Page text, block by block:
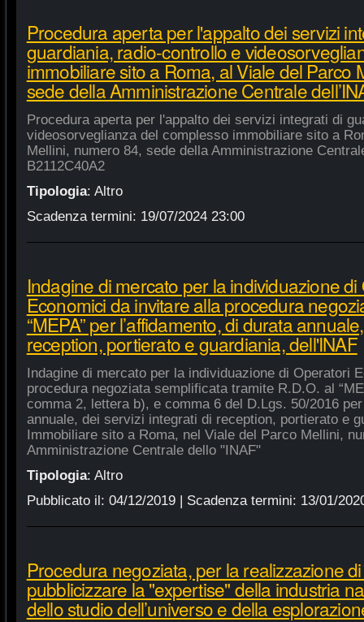
Procedura aperta per l'appalto dei servizi
guardiania, radio-controllo e
immobiliare sito a Roma, al Viale del Parco
sede della Amministrazione Centrale
Procedura aperta per l'appalto dei servizi integrati di
videosorveglianza del complesso immobiliare sito a
Mellini, numero 84, sede della Amministrazione
B2112C40A2
Tipologia: Altro
Scadenza termini: 19/07/2024 23:00
Indagine di mercato per la individuazione
Economici da invitare alla procedura
“MEPA” per l’affidamento, di durata
reception, portierato e guardiania, dell'INAF
Indagine di mercato per la individuazione di Operatori
procedura negoziata semplificata tramite R.D.O. al
comma 2, lettera b), e comma 6 del D.Lgs. 50/2016
annuale, dei servizi integrati di reception, portierato e
Immobiliare sito a Roma, nel Viale del Parco Mellini,
Amministrazione Centrale dello "INAF"
Tipologia: Altro
Pubblicato il: 04/12/2019| Scadenza termini: 13/01/
Procedura negoziata, per la realizzazione
pubblicizzare la "expertise" della industria
dello studio dell’universo e della